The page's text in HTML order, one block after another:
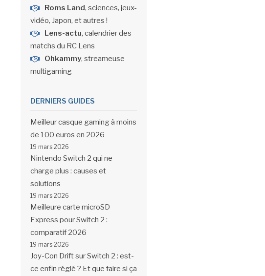
Roms Land, sciences, jeux-
vidéo, Japon, et autres !
Lens-actu, calendrier des
matchs du RC Lens
Ohkammy, streameuse
multigaming
DERNIERS GUIDES
Meilleur casque gaming à moins
de 100 euros en 2026
19 mars 2026
Nintendo Switch 2 qui ne
charge plus : causes et
solutions
19 mars 2026
Meilleure carte microSD
Express pour Switch 2 :
comparatif 2026
19 mars 2026
Joy-Con Drift sur Switch 2 : est-
ce enfin réglé ? Et que faire si ça